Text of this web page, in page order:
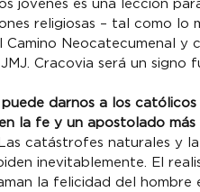
jóvenes es una lección
religiosas – tal como lo
Neocatecumenal y
Cracovia será un signo
puede darnos a los
la fe y un apostolado más
catástrofes naturales y
inevitablemente. El
la felicidad del hombre